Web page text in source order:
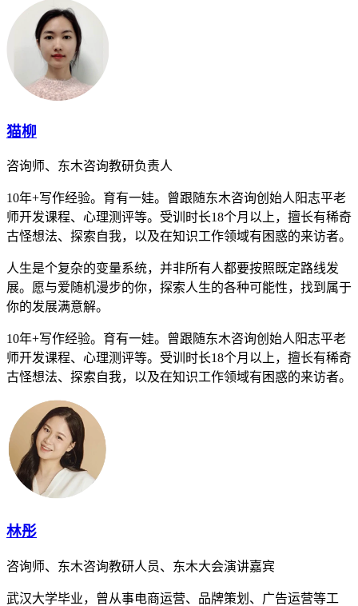
猫柳
咨询师、东木咨询教研负责人
10年+写作经验。育有一娃。曾跟随东木咨询创始人阳志平老
师开发课程、心理测评等。受训时长18个月以上，擅长有稀奇
古怪想法、探索自我，以及在知识工作领域有困惑的来访者。
人生是个复杂的变量系统，并非所有人都要按照既定路线发
展。愿与爱随机漫步的你，探索人生的各种可能性，找到属于
你的发展满意解。
10年+写作经验。育有一娃。曾跟随东木咨询创始人阳志平老
师开发课程、心理测评等。受训时长18个月以上，擅长有稀奇
古怪想法、探索自我，以及在知识工作领域有困惑的来访者。
林彤
咨询师、东木咨询教研人员、东木大会演讲嘉宾
武汉大学毕业，曾从事电商运营、品牌策划、广告运营等工